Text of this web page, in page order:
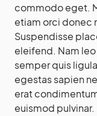
commodo eget.
etiam orci donec
Suspendisse
eleifend. Nam
semper quis
egestas sapien
erat
euismod